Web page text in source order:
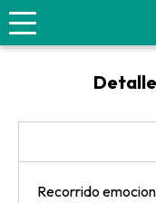
La Ruta del
Recorrido